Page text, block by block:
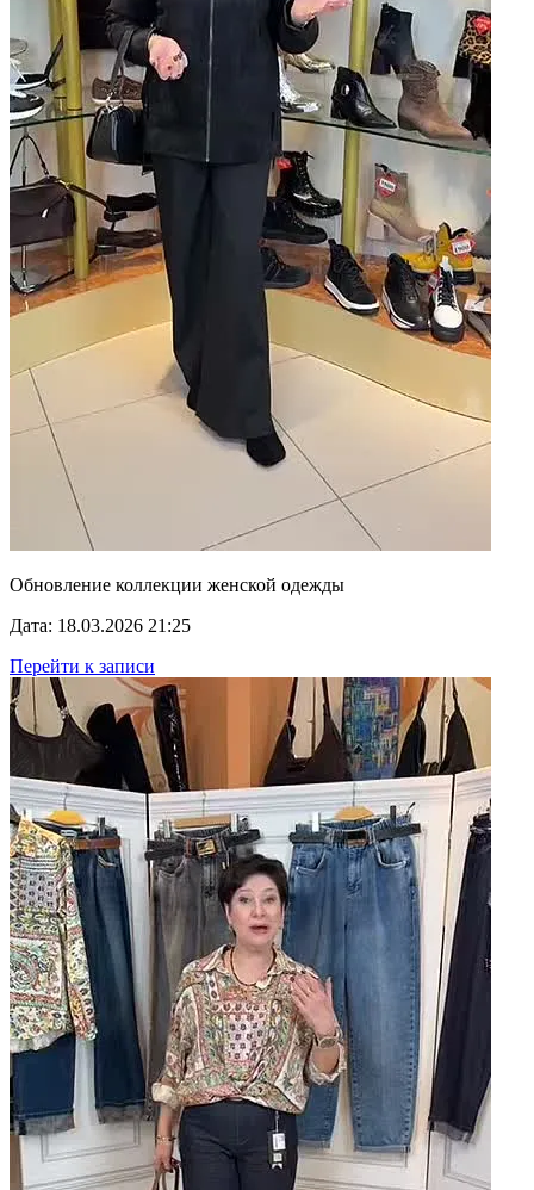
Обновление коллекции женской одежды
Дата: 18.03.2026 21:25
Перейти к записи